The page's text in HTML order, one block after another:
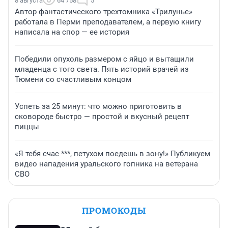
Автор фантастического трехтомника «Трилунье»
работала в Перми преподавателем, а первую книгу
написала на спор — ее история
Победили опухоль размером с яйцо и вытащили
младенца с того света. Пять историй врачей из
Тюмени со счастливым концом
Успеть за 25 минут: что можно приготовить в
сковороде быстро — простой и вкусный рецепт
пиццы
«Я тебя счас ***, петухом поедешь в зону!» Публикуем
видео нападения уральского гопника на ветерана
СВО
ПРОМОКОДЫ